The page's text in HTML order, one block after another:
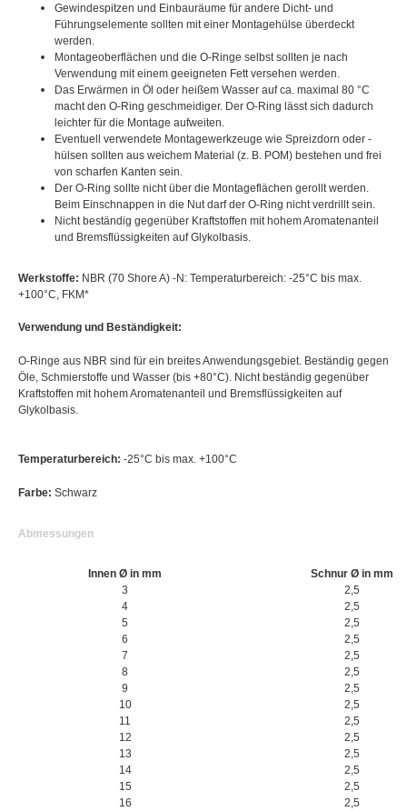
Gewindespitzen und Einbauräume für andere Dicht- und
Führungselemente sollten mit einer Montagehülse überdeckt
werden.
Montageoberflächen und die O-Ringe selbst sollten je nach
Verwendung mit einem geeigneten Fett versehen werden.
Das Erwärmen in Öl oder heißem Wasser auf ca. maximal 80 °C
macht den O-Ring geschmeidiger. Der O-Ring lässt sich dadurch
leichter für die Montage aufweiten.
Eventuell verwendete Montagewerkzeuge wie Spreizdorn oder -
hülsen sollten aus weichem Material (z. B. POM) bestehen und frei
von scharfen Kanten sein.
Der O-Ring sollte nicht über die Montageflächen gerollt werden.
Beim Einschnappen in die Nut darf der O-Ring nicht verdrillt sein.
Nicht beständig gegenüber Kraftstoffen mit hohem Aromatenanteil
und Bremsflüssigkeiten auf Glykolbasis.
Werkstoffe: NBR (70 Shore A) -N: Temperaturbereich: -25°C bis max.
+100°C, FKM*
Verwendung und Beständigkeit:
O-Ringe aus NBR sind für ein breites Anwendungsgebiet. Beständig gegen
Öle, Schmierstoffe und Wasser (bis +80°C). Nicht beständig gegenüber
Kraftstoffen mit hohem Aromatenanteil und Bremsflüssigkeiten auf
Glykolbasis.
Temperaturbereich: -25°C bis max. +100°C
Farbe: Schwarz
Abmessungen
Innen Ø in mm
Schnur Ø in mm
3
2,5
4
2,5
5
2,5
6
2,5
7
2,5
8
2,5
9
2,5
10
2,5
11
2,5
12
2,5
13
2,5
14
2,5
15
2,5
16
2,5